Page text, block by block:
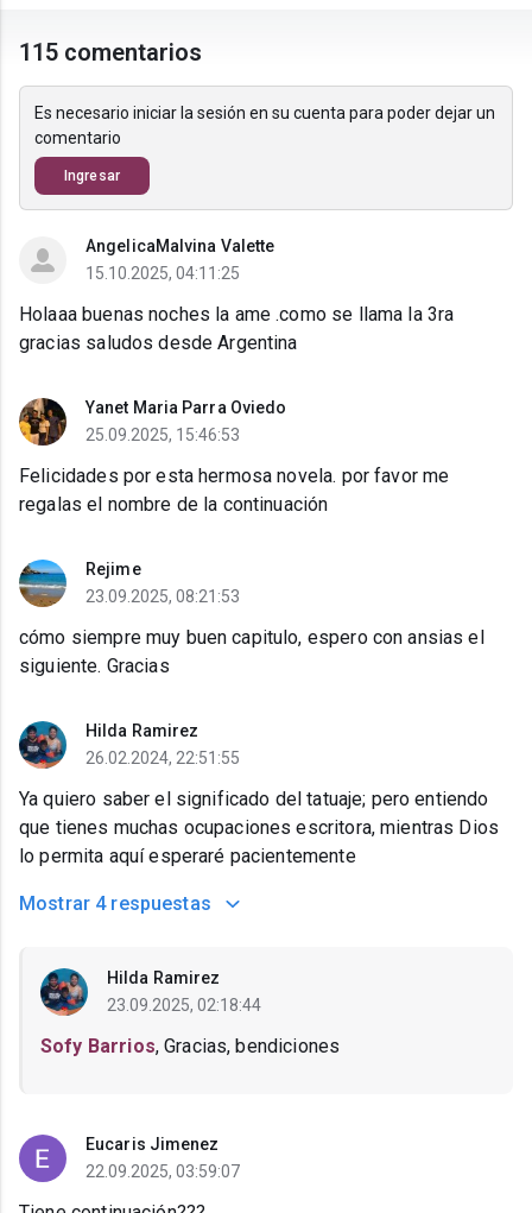
115 comentarios
Es necesario iniciar la sesión en su cuenta para poder dejar un
comentario
Ingresar
AngelicaMalvina Valette
15.10.2025, 04:11:25
Holaaa buenas noches la ame .como se llama la 3ra
gracias saludos desde Argentina
Yanet Maria Parra Oviedo
25.09.2025, 15:46:53
Felicidades por esta hermosa novela. por favor me
regalas el nombre de la continuación
Rejime
23.09.2025, 08:21:53
cómo siempre muy buen capitulo, espero con ansias el
siguiente. Gracias
Hilda Ramirez
26.02.2024, 22:51:55
Ya quiero saber el significado del tatuaje; pero entiendo
que tienes muchas ocupaciones escritora, mientras Dios
lo permita aquí esperaré pacientemente
Mostrar 4 respuestas
Hilda Ramirez
23.09.2025, 02:18:44
Sofy Barrios, Gracias, bendiciones
Eucaris Jimenez
22.09.2025, 03:59:07